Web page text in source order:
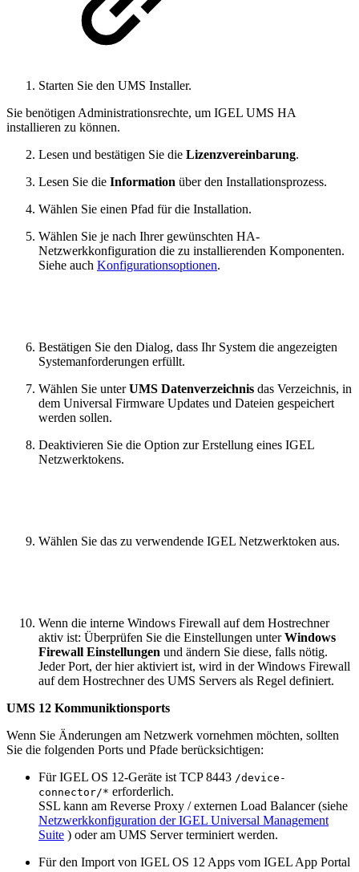
Starten Sie den UMS Installer.
Sie benötigen Administrationsrechte, um IGEL UMS HA
installieren zu können.
Lesen und bestätigen Sie die Lizenzvereinbarung.
Lesen Sie die Information über den Installationsprozess.
Wählen Sie einen Pfad für die Installation.
Wählen Sie je nach Ihrer gewünschten HA-
Netzwerkkonfiguration die zu installierenden Komponenten.
Siehe auch Konfigurationsoptionen.
Bestätigen Sie den Dialog, dass Ihr System die angezeigten
Systemanforderungen erfüllt.
Wählen Sie unterUMS Datenverzeichnis das Verzeichnis, in
dem Universal Firmware Updates und Dateien gespeichert
werden sollen.
Deaktivieren Sie die Option zur Erstellung eines IGEL
Netzwerktokens.
Wählen Sie das zu verwendende IGEL Netzwerktoken aus.
Wenn die interne Windows Firewall auf dem Hostrechner
aktiv ist: Überprüfen Sie die Einstellungen unterWindows
Firewall Einstellungen und ändern Sie diese, falls nötig.
Jeder Port, der hier aktiviert ist, wird in der Windows Firewall
auf dem Hostrechner des UMS Servers als Regel definiert.
UMS 12 Kommuniktionsports
Wenn Sie Änderungen am Netzwerk vornehmen möchten, sollten
Sie die folgenden Ports und Pfade berücksichtigen:
Für IGEL OS 12-Geräte ist TCP 8443 /device-
connector/* erforderlich.
SSL kann am Reverse Proxy / externen Load Balancer (siehe
Netzwerkkonfiguration der IGEL Universal Management
Suite ) oder am UMS Server terminiert werden.
Für den Import von IGEL OS 12 Apps vom IGEL App Portal